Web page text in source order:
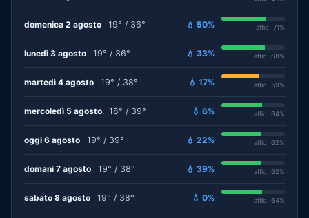
domenica 2 agosto 19° / 36° 💧 50% affid. 71%
lunedì 3 agosto 19° / 36° 💧 33% affid. 68%
martedì 4 agosto 19° / 38° 💧 17% affid. 59%
mercoledì 5 agosto 18° / 39° 💧 6% affid. 64%
oggi 6 agosto 19° / 39° 💧 22% affid. 62%
domani 7 agosto 19° / 38° 💧 39% affid. 62%
sabato 8 agosto 19° / 38° 💧 0% affid. 64%